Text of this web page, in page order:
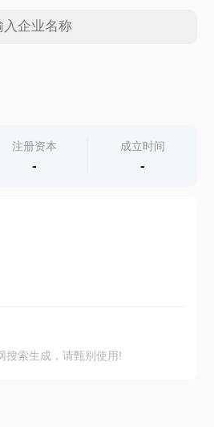
注册资本
-
成立时间
-
搜索生成，请甄别使用!